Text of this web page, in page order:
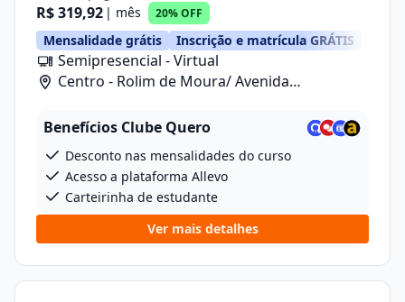
R$ 319,92 | mês 20% OFF
Mensalidade grátis Inscrição e matrícula GRÁTIS
Semipresencial - Virtual
Centro - Rolim de Moura/ Avenida
Benefícios Clube Quero
Desconto nas mensalidades do curso
Acesso a plataforma Allevo
Carteirinha de estudante
Ver mais detalhes